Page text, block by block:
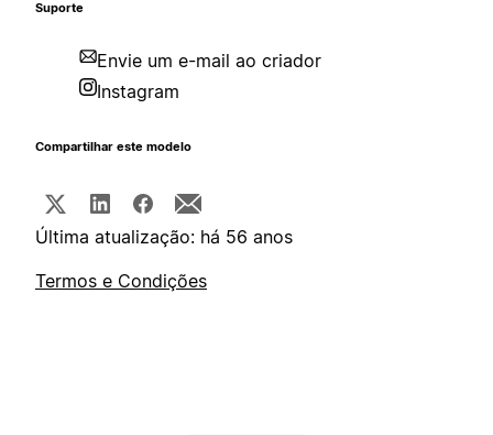
Suporte
Envie um e-mail ao criador
Instagram
Compartilhar este modelo
Última atualização: há 56 anos
Termos e Condições